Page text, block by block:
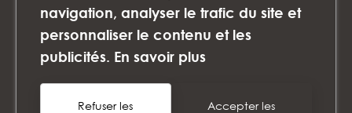
©2024 PHARMACIE SAINT-MARTIN - Tous
droits réservés - Images non libres de
droits
navigation, analyser le trafic du site et
personnaliser le contenu et les
publicités. En savoir plus
Accepter les
Refuser les